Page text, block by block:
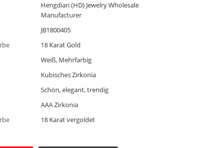
Hengdian (HD) Jewelry Wholesale
Manufacturer
JB1800405
18 Karat Gold
Weiß, Mehrfarbig
Kubisches Zirkonia
Schön, elegant, trendig
AAA Zirkonia
18 Karat vergoldet